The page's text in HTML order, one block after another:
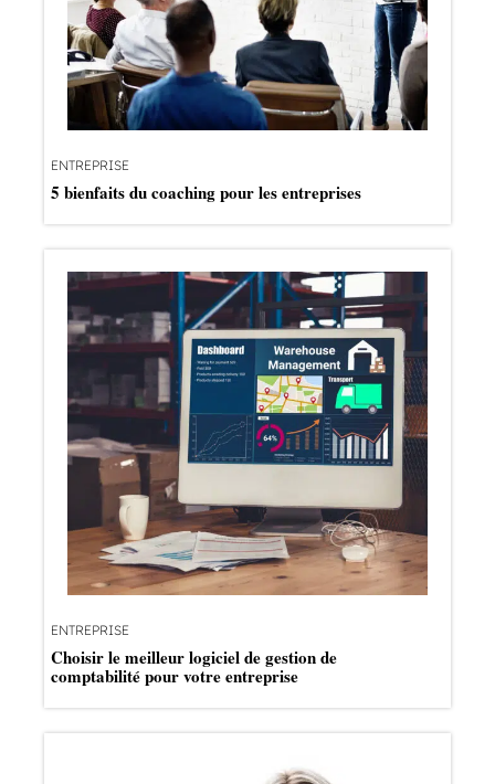
ENTREPRISE
5 bienfaits du coaching pour les entreprises
ENTREPRISE
Choisir le meilleur logiciel de gestion de
comptabilité pour votre entreprise